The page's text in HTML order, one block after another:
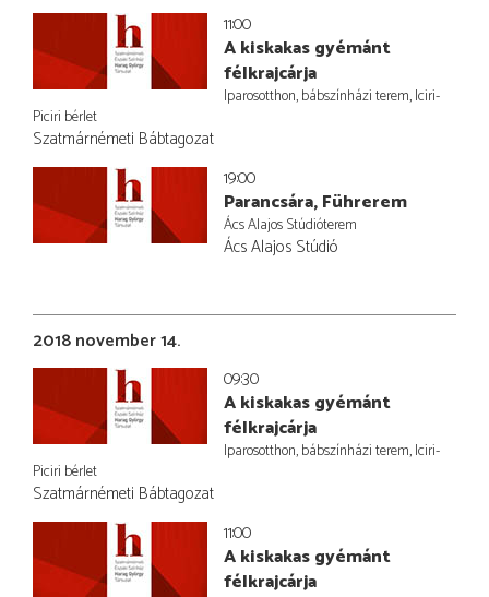
11:00
A kiskakas gyémánt
félkrajcárja
Iparosotthon, bábszínházi terem, Iciri-
Piciri bérlet
Szatmárnémeti Bábtagozat
19:00
Parancsára, Führerem
Ács Alajos Stúdióterem
Ács Alajos Stúdió
2018 november 14.
09:30
A kiskakas gyémánt
félkrajcárja
Iparosotthon, bábszínházi terem, Iciri-
Piciri bérlet
Szatmárnémeti Bábtagozat
11:00
A kiskakas gyémánt
félkrajcárja